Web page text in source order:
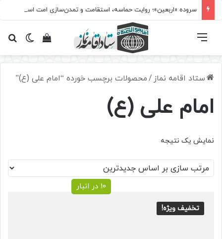
تغییرمشاهده فهرست
ستاد اقامه نماز /محصولات برچسب خورده “امام علی (ع)”
امام علی (ع)
نمایش یک نتیجه
تخفیف ویژه!
10 در انبار